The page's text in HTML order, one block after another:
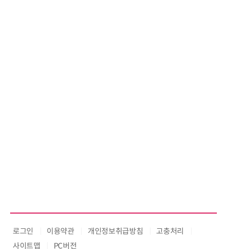
로그인 이용약관 개인정보취급방침
고충처리
사이트맵
PC버전